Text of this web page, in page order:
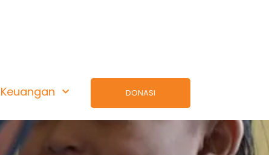
Keuangan DONASI